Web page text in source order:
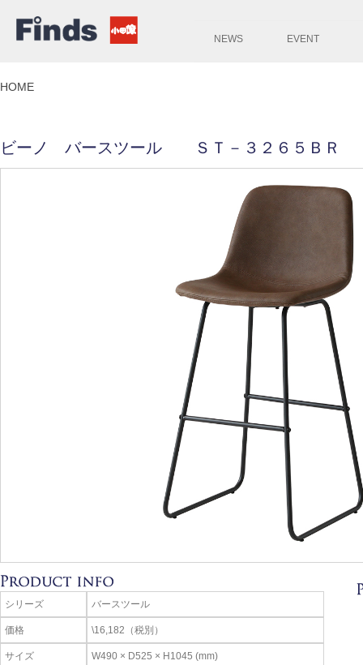
NEWS EVENT
HOME
ビーノ バースツール ＳＴ－３２６５ＢＲ
シリーズ バースツール
価格 \16,182（税別）
サイズ W490 × D525 × H1045 (mm)